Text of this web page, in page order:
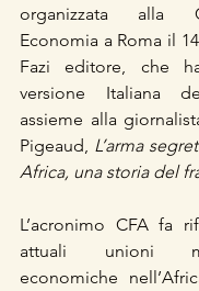
organizzata alla
Economia a Roma il
Fazi editore, che
versione Italiana
assieme alla
Pigeaud, L’arma
Africa, una storia del
L’acronimo CFA fa
attuali unioni
economiche